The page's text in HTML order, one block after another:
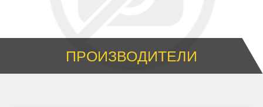
ПРОИЗВОДИТЕЛИ